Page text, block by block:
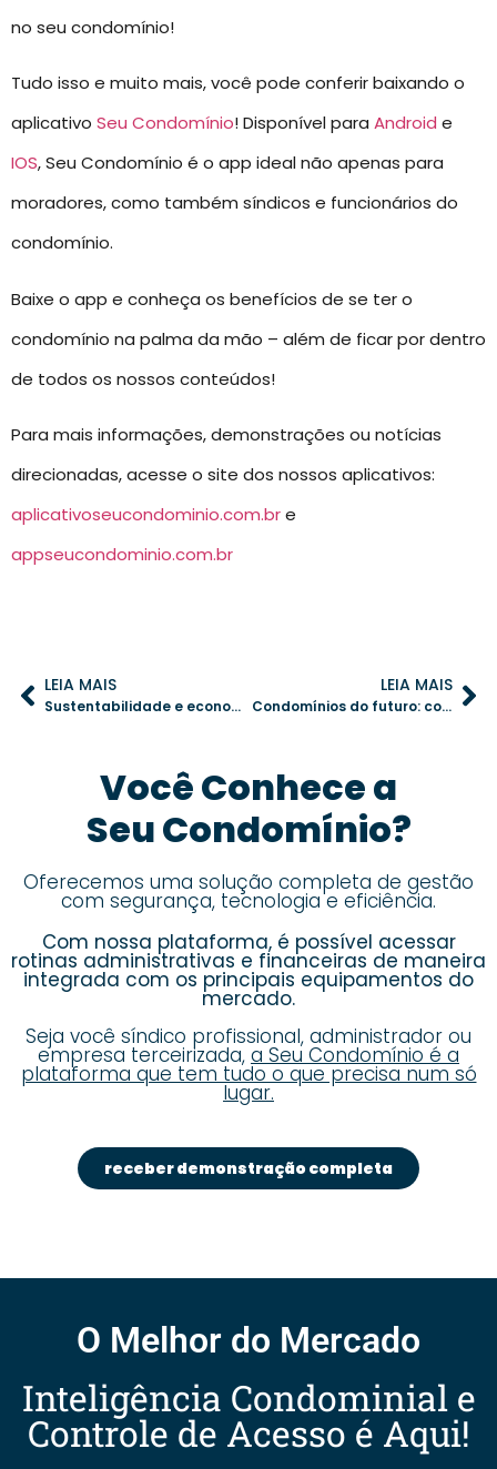
no seu condomínio!
Tudo isso e muito mais, você pode conferir baixando o
aplicativo Seu Condomínio! Disponível para Android e
IOS, Seu Condomínio é o app ideal não apenas para
moradores, como também síndicos e funcionários do
condomínio.
Baixe o app e conheça os benefícios de se ter o
condomínio na palma da mão – além de ficar por dentro
de todos os nossos conteúdos!
Para mais informações, demonstrações ou notícias
direcionadas, acesse o site dos nossos aplicativos:
aplicativoseucondominio.com.bre
appseucondominio.com.br
LEIA MAIS
Sustentabilidade e economia: como instalar um sistema de captação de água da chuva no condomínio
LEIA MAIS
Condomínios do futuro: como a economia verde pode reduzir custos e promover sustentabilidade
Você Conhece a
Seu Condomínio?
Oferecemos uma solução completa de gestão
com segurança, tecnologia e eficiência.
Com nossa plataforma, é possível acessar
rotinas administrativas e financeiras de maneira
integrada com os principais equipamentos do
mercado.
Seja você síndico profissional, administrador ou
empresa terceirizada, a Seu Condomínio é a
plataforma que tem tudo o que precisa num só
lugar.
receber demonstração completa
O Melhor do Mercado
Inteligência Condominial e
Controle de Acesso é Aqui!